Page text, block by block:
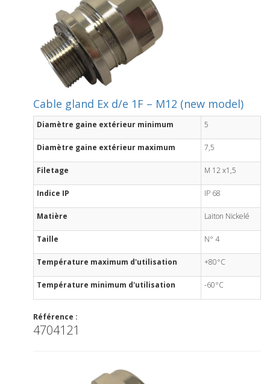
Cable gland Ex d/e 1F – M12 (new model)
Diamètre gaine extérieur minimum 5
Diamètre gaine extérieur maximum 7,5
Filetage M 12 x1,5
Indice IP IP 68
Matière Laiton Nickelé
Taille N° 4
Température maximum d'utilisation +80°C
Température minimum d'utilisation -60°C
Référence :
4704121